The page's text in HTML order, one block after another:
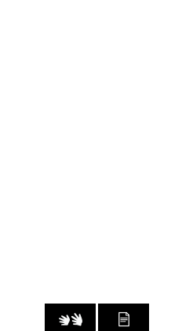
VIDÉO AVEC LSF
LIRE LA